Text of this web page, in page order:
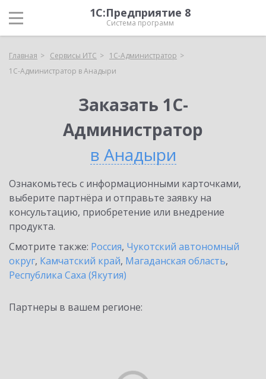
1С:Предприятие 8
Система программ
Главная Сервисы ИТС
1С-Администратор
1С-Администратор в Анадыри
Заказать 1С-
Администратор
в Анадыри
Ознакомьтесь с информационными карточками,
выберите партнёра и отправьте заявку на
консультацию, приобретение или внедрение
продукта.
Смотрите также: Россия, Чукотский автономный
округ, Камчатский край, Магаданская область,
Республика Саха (Якутия)
Партнеры в вашем регионе: